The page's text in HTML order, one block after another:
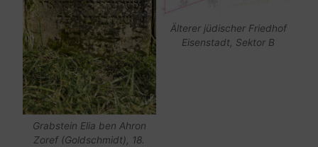
Grabstein Elia ben Ahron
Zoref (Goldschmidt), 18.
Älterer jüdischer Friedhof
Eisenstadt, Sektor B